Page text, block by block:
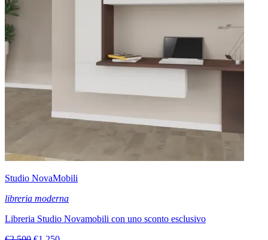
Studio NovaMobili
libreria moderna
Libreria Studio Novamobili con uno sconto esclusivo